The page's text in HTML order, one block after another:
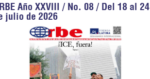
Año XXVIII / No. 08 / Del 18 al 24
julio de 2026